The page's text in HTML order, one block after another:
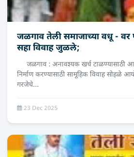
जळगाव तेली समाजाच्या वधू - वर
सहा विवाह जुळले;
जळगाव : अनावश्यक खर्च टाळण्यासाठी
निर्माण करण्यासाठी सामूहिक विवाह सोहळे
गरजेचे...
23 Dec 2025